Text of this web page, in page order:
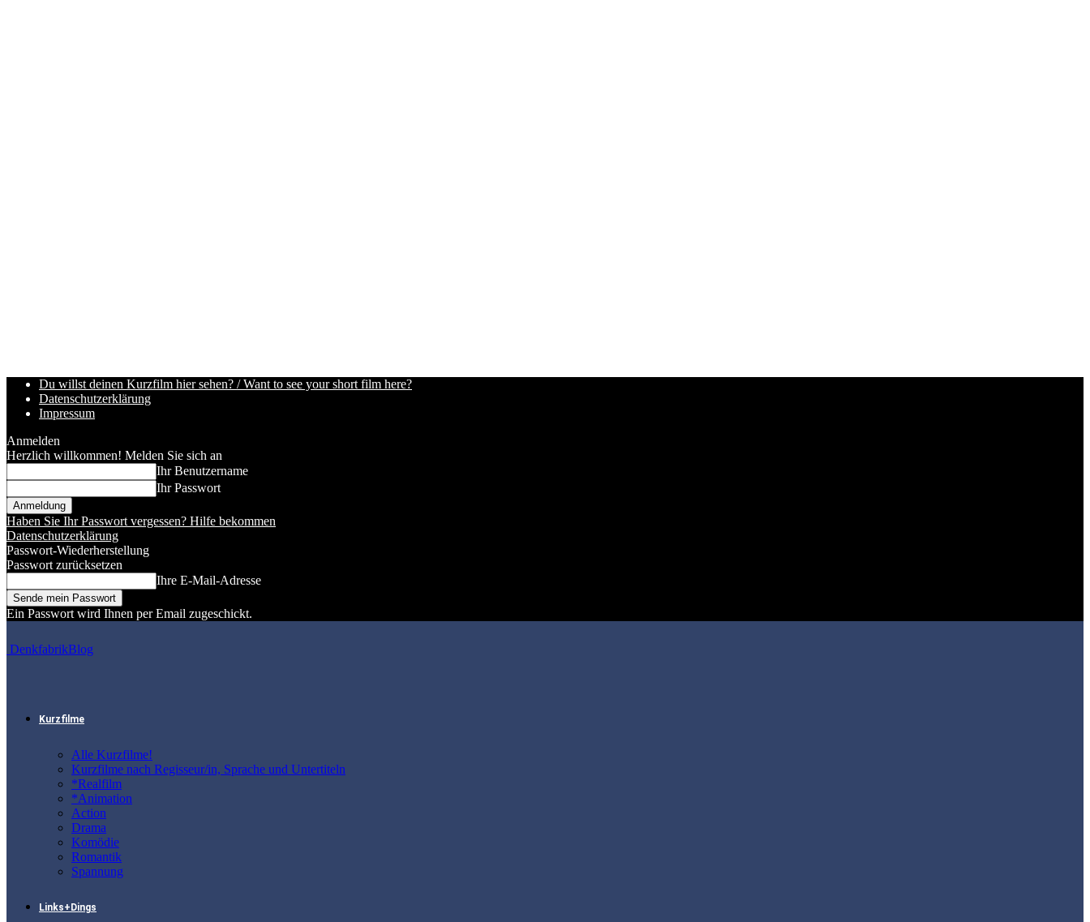
Du willst deinen Kurzfilm hier sehen? / Want to see your short film here?
Datenschutzerklärung
Impressum
Anmelden
Herzlich willkommen! Melden Sie sich an
Ihr Benutzername
Ihr Passwort
Haben Sie Ihr Passwort vergessen? Hilfe bekommen
Datenschutzerklärung
Passwort-Wiederherstellung
Passwort zurücksetzen
Ihre E-Mail-Adresse
Ein Passwort wird Ihnen per Email zugeschickt.
DenkfabrikBlog
Kurzfilme
Alle Kurzfilme!
Kurzfilme nach Regisseur/in, Sprache und Untertiteln
*Realfilm
*Animation
Action
Drama
Komödie
Romantik
Spannung
Links+Dings